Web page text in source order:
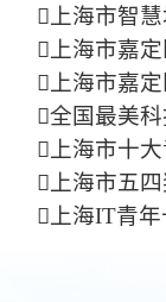
上海市智
上海市嘉
上海市嘉
全国最美
上海市十
上海市五
上海IT青